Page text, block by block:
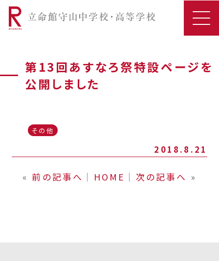
第13回あすなろ祭特設ページを
公開しました
その他
2018.8.21
« 前の記事へ │ HOME │ 次の記事へ »